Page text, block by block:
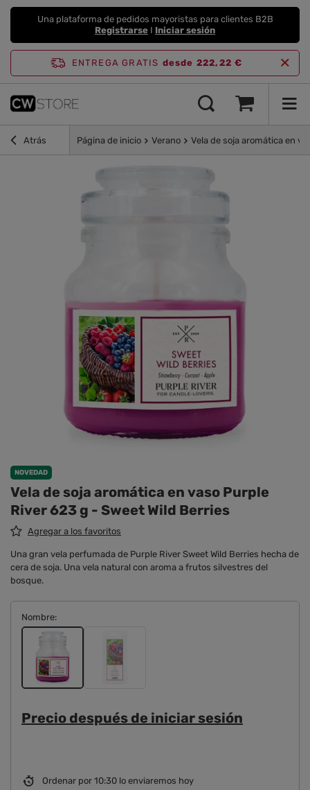
Una plataforma de pedidos mayoristas para clientes B2B
Registrarse I Iniciar sesión
ENTREGA GRATIS desde 222,22 €
Atrás Página de inicio Verano Vela de soja aromática en
NOVEDAD
Vela de soja aromática en vaso Purple
River 623 g - Sweet Wild Berries
Agregar a los favoritos
Una gran vela perfumada de Purple River Sweet Wild Berries hecha de
cera de soja. Una vela natural con aroma a frutos silvestres del
bosque.
Nombre
Precio después de iniciar sesión
Ordenar por 10:30 lo enviaremos hoy